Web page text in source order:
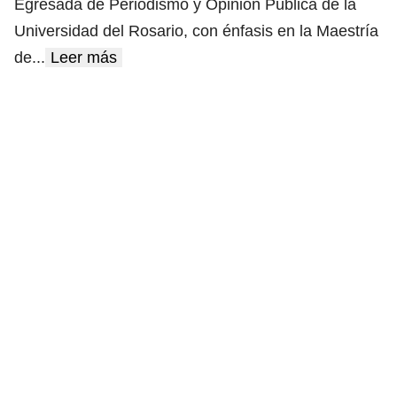
Egresada de Periodismo y Opinión Pública de la
Universidad del Rosario, con énfasis en la Maestría
de... Leer más